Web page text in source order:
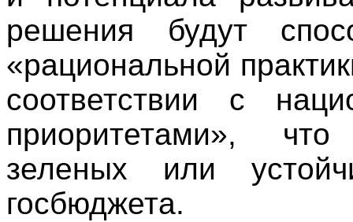
решения будут
«рациональной
соответствии с
приоритетами», что
зеленых или
госбюджета.